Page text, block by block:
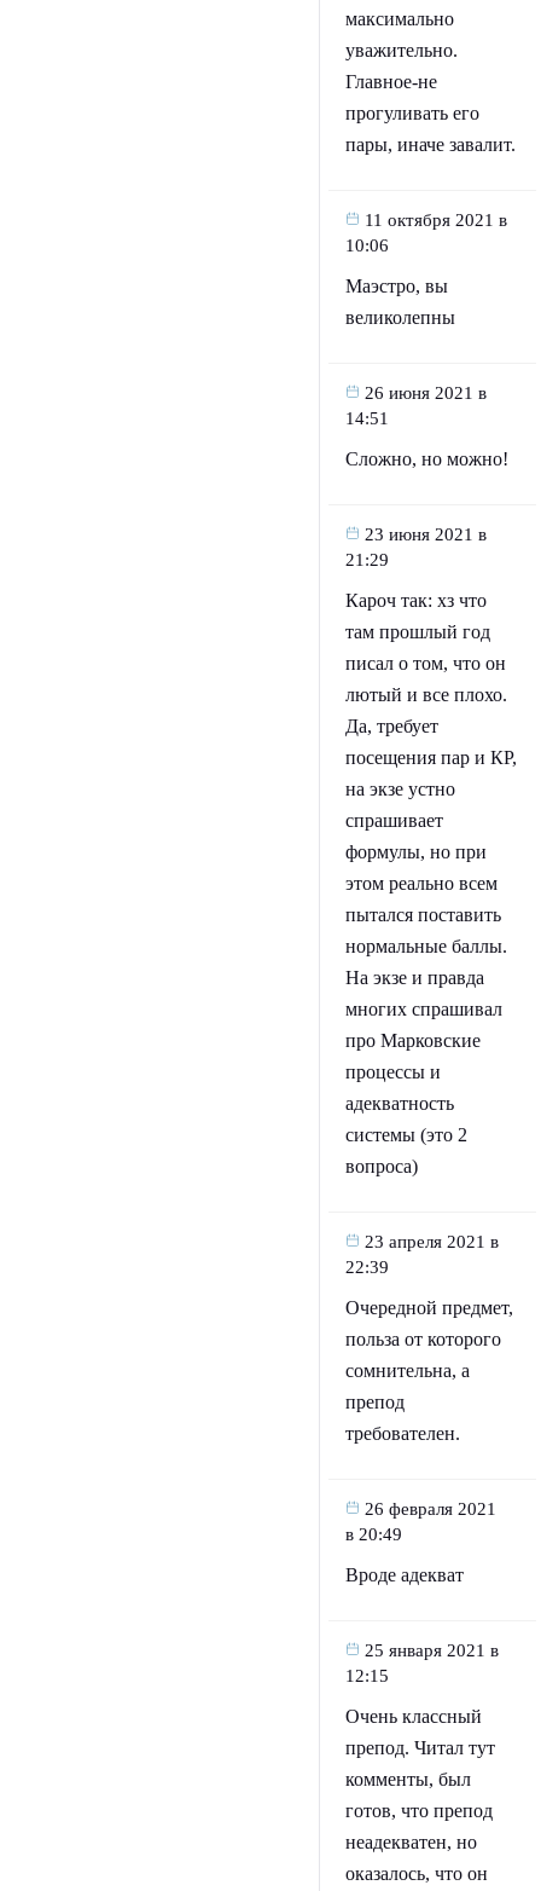
максимально
уважительно.
Главное-не
прогуливать его
пары, иначе завалит.
11 октября 2021 в
10:06
Маэстро, вы
великолепны
26 июня 2021 в
14:51
Сложно, но можно!
23 июня 2021 в
21:29
Кароч так: хз что
там прошлый год
писал о том, что он
лютый и все плохо.
Да, требует
посещения пар и КР,
на экзе устно
спрашивает
формулы, но при
этом реально всем
пытался поставить
нормальные баллы.
На экзе и правда
многих спрашивал
про Марковские
процессы и
адекватность
системы (это 2
вопроса)
23 апреля 2021 в
22:39
Очередной предмет,
польза от которого
сомнительна, а
препод
требователен.
26 февраля 2021
в 20:49
Вроде адекват
25 января 2021 в
12:15
Очень классный
препод. Читал тут
комменты, был
готов, что препод
неадекватен, но
оказалось, что он